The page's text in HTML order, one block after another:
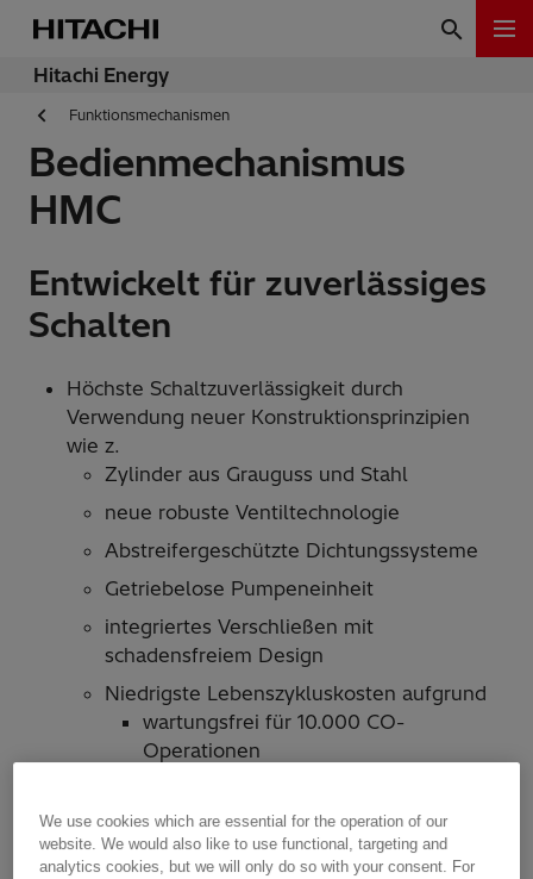
Hitachi Energy
Funktionsmechanismen
Bedienmechanismus
HMC
Entwickelt für zuverlässiges
Schalten
Höchste Schaltzuverlässigkeit durch
Verwendung neuer Konstruktionsprinzipien
wie z.
Zylinder aus Grauguss und Stahl
neue robuste Ventiltechnologie
Abstreifergeschützte Dichtungssysteme
Getriebelose Pumpeneinheit
integriertes Verschließen mit
schadensfreiem Design
Niedrigste Lebenszykluskosten aufgrund
wartungsfrei für 10.000 CO-
Operationen
Kürzeste Markteinführungszeit aufgrund
We use cookies which are essential for the operation of our
website. We would also like to use functional, targeting and
analytics cookies, but we will only do so with your consent. For